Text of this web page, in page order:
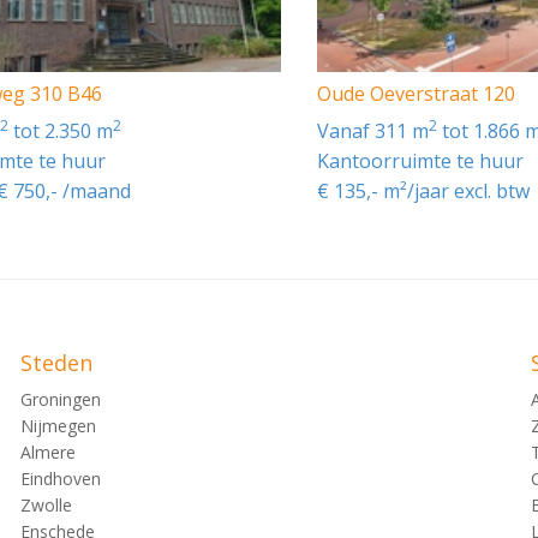
direct nabij de op en afrit van de A325. De A50 is via de
de ligging nabij de A325. Hierdoor zijn de steden
welke in directe verbinding staat met Station Arnhem
nabij de op en afrit van de A325. De A50 is via de N837
310 B46
2 tot 2.350 m2
te huur
750,- /maand
Oude Oeverstraat 120
vanaf 311 m2tot 1.866
Kantoorruimte te huur
€ 135,- m²/jaar excl. btw
Steden
Groningen
Nijmegen
Almere
Eindhoven
Zwolle
Enschede